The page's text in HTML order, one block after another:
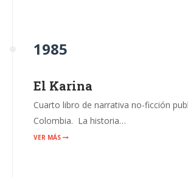
1985
El Karina
Cuarto libro de narrativa no-ficción
Colombia. La historia…
VER MÁS